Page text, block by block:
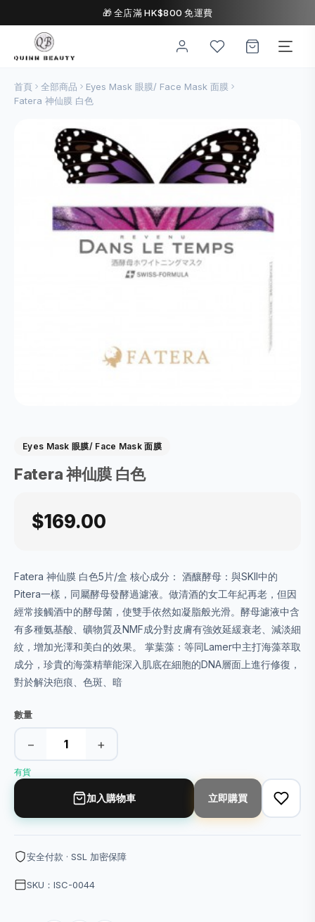
🎁 全店滿 HK$800 免運費
首頁 全部商品
Eyes Mask 眼膜/ Face Mask 面膜
Fatera 神仙膜 白色
Eyes Mask 眼膜/ Face Mask 面膜
Fatera 神仙膜 白色
$169.00
Fatera 神仙膜 白色5片/盒 核心成分： 酒釀酵母：與SKII中的
Pitera一樣，同屬酵母發酵過濾液。做清酒的女工年紀再老，但因
經常接觸酒中的酵母菌，使雙手依然如凝脂般光滑。酵母濾液中含
有多種氨基酸、礦物質及NMF成分對皮膚有強效延緩衰老、減淡細
紋，增加光澤和美白的效果。 掌葉藻：等同Lamer中主打海藻萃取
成分，珍貴的海藻精華能深入肌底在細胞的DNA層面上進行修復，
對於解決疤痕、色斑、暗
數量
− +
有貨
加入購物車 立即購買
安全付款 · SSL 加密保障
SKU：ISC-0044